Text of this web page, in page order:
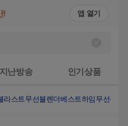
! 앱 열기
지난방송 인기상품
라스트무선블렌더베스트하임무선블렌